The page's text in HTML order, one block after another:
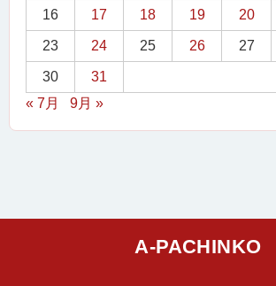
16 17 18 19 20
23 24 25 26 27
30
31
« 7月
9月 »